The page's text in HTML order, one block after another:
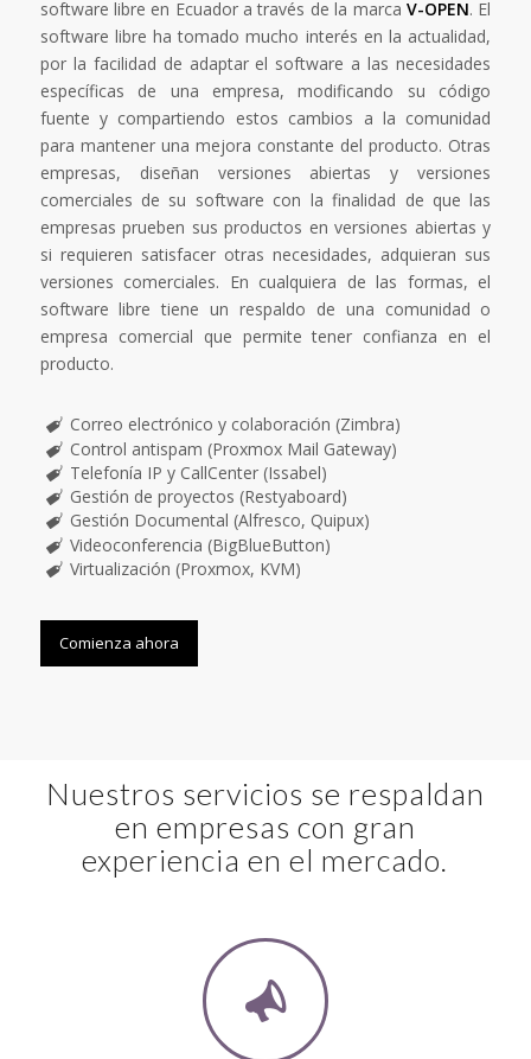
software libre en Ecuador a través de la marcaV-OPEN. El
software libre ha tomado mucho interés en la actualidad,
por la facilidad de adaptar el software a las necesidades
específicas de una empresa, modificando su código
fuente y compartiendo estos cambios a la comunidad
para mantener una mejora constante del producto. Otras
empresas, diseñan versiones abiertas y versiones
comerciales de su software con la finalidad de que las
empresas prueben sus productos en versiones abiertas y
si requieren satisfacer otras necesidades, adquieran sus
versiones comerciales. En cualquiera de las formas, el
software libre tiene un respaldo de una comunidad o
empresa comercial que permite tener confianza en el
producto.
Correo electrónico y colaboración (Zimbra)
Control antispam (Proxmox Mail Gateway)
Telefonía IP y CallCenter (Issabel)
Gestión de proyectos (Restyaboard)
Gestión Documental (Alfresco, Quipux)
Videoconferencia (BigBlueButton)
Virtualización (Proxmox, KVM)
Comienza ahora
Nuestros servicios se respaldan
en empresas con gran
experiencia en el mercado.